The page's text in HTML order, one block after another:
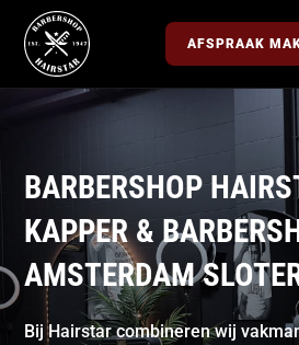
AFSPRAAK
BARBERSHOP
KAPPER &
AMSTERDAM
Bij Hairstar combineren wij